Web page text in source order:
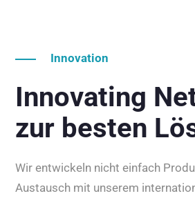
Innovation
Innovating
zur besten
Wir entwickeln nicht einfach
Austausch mit unserem